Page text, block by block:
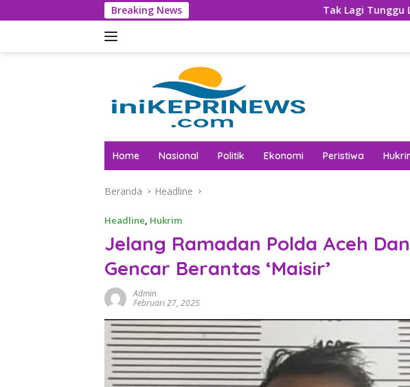
ke
Breaking News Tak Lagi Tunggu Laporan, Dinas
Home Nasional Politik Ekonomi Peristiwa
Beranda Headline
Headline, Hukrim
Jelang Ramadan Polda Aceh
Gencar Berantas ‘Maisir’
Admin
Februari 27, 2025